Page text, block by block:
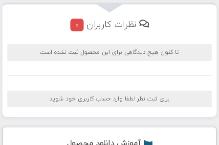
نظرات کاربران 0
تا کنون هیچ دیدگاهی برای این محصول ثبت نشده است
برای ثبت نظر لطفا وارد حساب کاربری خود شوید